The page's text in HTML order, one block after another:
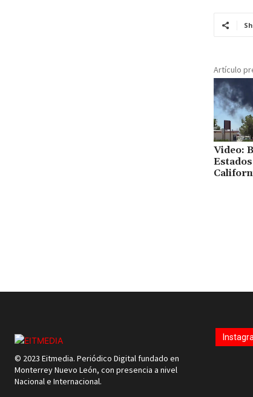
Artículo
Video:
© 2023 Eitmedia. Periódico Digital fundado en
Monterrey Nuevo León, con presencia a nivel
Nacional e Internacional.